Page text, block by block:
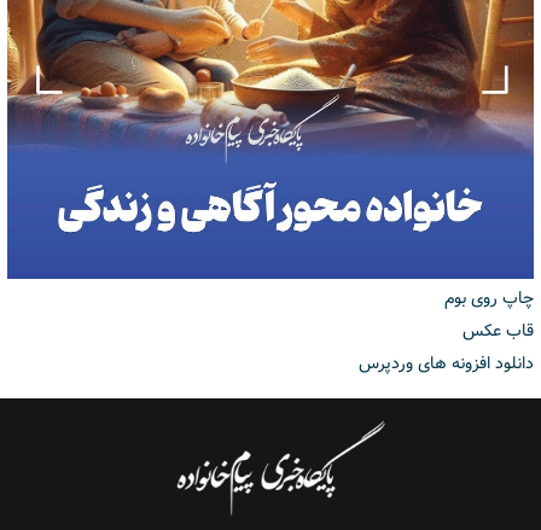
چاپ روی بوم
قاب عکس
دانلود افزونه های وردپرس